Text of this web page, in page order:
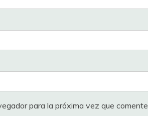
para la próxima vez que comente.